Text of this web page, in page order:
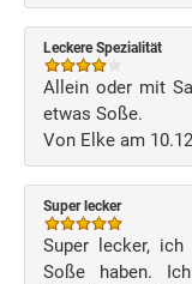
Leckere Spezialität
Allein oder mit
etwas Soße.
Von Elke am
Super lecker
Super lecker,
Soße haben.